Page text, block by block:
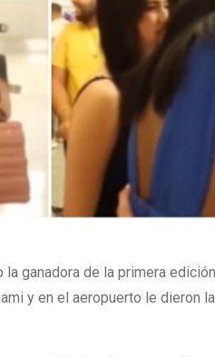
ganadora de la primera
y en el aeropuerto le dieron